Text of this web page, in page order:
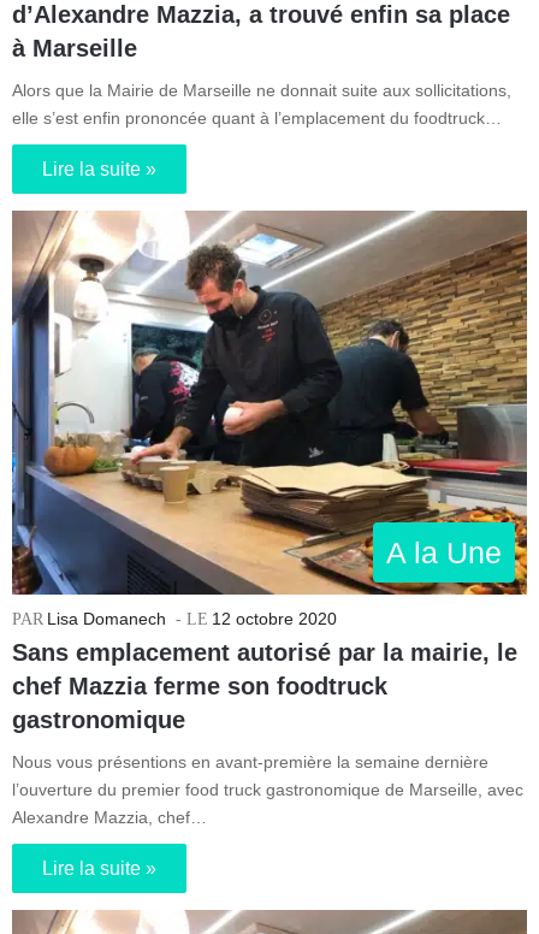
d’Alexandre Mazzia, a trouvé enfin sa place
à Marseille
Alors que la Mairie de Marseille ne donnait suite aux sollicitations,
elle s’est enfin prononcée quant à l’emplacement du foodtruck…
Lire la suite »
A la Une
Lisa Domanech 12 octobre 2020
Sans emplacement autorisé par la mairie, le
chef Mazzia ferme son foodtruck
gastronomique
Nous vous présentions en avant-première la semaine dernière
l’ouverture du premier food truck gastronomique de Marseille, avec
Alexandre Mazzia, chef…
Lire la suite »